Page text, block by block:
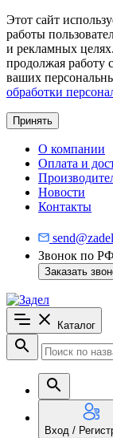
Этот сайт
работы
и рекламных
продолжая работу
ваших
обработки
Принять
О компании
Оплата и
Новости
Контакты
Звонок по
Заказать
Каталог
Вход /